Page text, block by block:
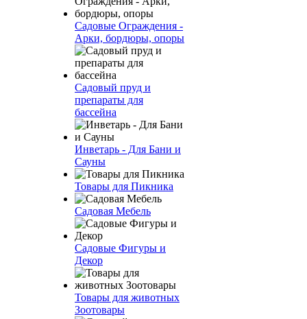
Садовые Ограждения -
Арки, бордюры, опоры
Садовый пруд и
препараты для
бассейна
Инветарь - Для Бани и
Сауны
Товары для Пикника
Садовая Мебель
Садовые Фигуры и
Декор
Товары для животных
Зоотовары